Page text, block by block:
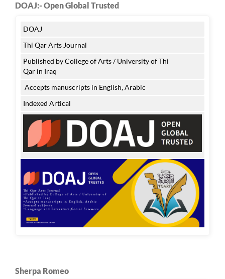
DOAJ:- Open Global Trusted
DOAJ
Thi Qar Arts Journal
Published by College of Arts / University of Thi
Qar in Iraq
Accepts manuscripts in English, Arabic
Indexed Artical
Sherpa Romeo